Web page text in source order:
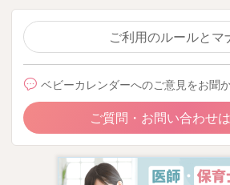
ご利用のルールとマ
ベビーカレンダーへのご意見をお聞
ご質問・お問い合わせ